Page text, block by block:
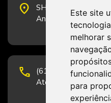
Este site
melhorar
para
place
SHS Quadra 6, Bloco
Andar, Sala 2001 -
phone
(61) 3223-1652 e
Atendimento por